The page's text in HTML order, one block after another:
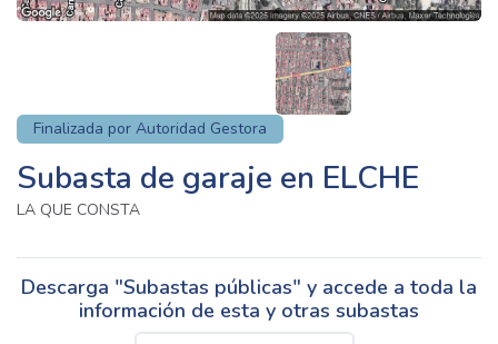
Finalizada por Autoridad Gestora
Subasta de garaje en ELCHE
LA QUE CONSTA
Descarga "Subastas públicas" y accede a toda la
información de esta y otras subastas